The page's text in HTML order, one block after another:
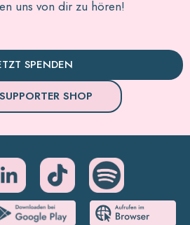
uns von dir zu hören!
SPENDEN
SHOP